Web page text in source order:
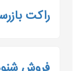
راکت